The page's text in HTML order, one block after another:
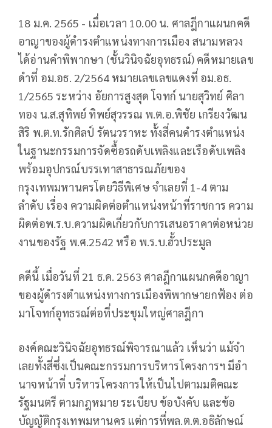
18 ม.ค. 2565 - เมื่อเวลา 10.00 น. ศาลฎีกาแผนกคดี
อาญาของผู้ดำรงตำแหน่งทางการเมือง สนามหลวง
ได้อ่านคําพิพากษา (ชั้นวินิจฉัยอุทธรณ์) คดีหมายเลข
ดําที่ อม.อธ. 2/2564 หมายเลขเลขแดงที่ อม.อธ.
1/2565 ระหว่าง อัยการสูงสุด โจทก์ นายสุวิทย์ ศิลา
ทอง น.ส.สุทิพย์ ทิพย์สุวรรณ พ.ต.อ.พิชัย เกรียงวัฒน
สิริ พ.ต.ท.รักศิลป์ รัตนวราหะ ทั้งสี่คนดำรงตำแหน่ง
ในฐานะกรรมการจัดซื้อรถดับเพลิงและเรือดับเพลิง
พร้อมอุปกรณ์บรรเทาสาธารณภัยของ
กรุงเทพมหานครโดยวิธีพิเศษ จําเลยที่ 1-4 ตาม
ลำดับ เรื่อง ความผิดต่อตําแหน่งหน้าที่ราชการ ความ
ผิดต่อพ.ร.บ.ความผิดเกี่ยวกับการเสนอราคาต่อหน่วย
งานของรัฐ พ.ศ.2542 หรือ พ.ร.บ.ฮั้วประมูล
คดีนี้ เมื่อวันที่ 21 ธ.ค. 2563 ศาลฎีกาแผนกคดีอาญา
ของผู้ดํารงตําแหน่งทางการเมืองพิพากษายกฟ้อง ต่อ
มาโจทก์อุทธรณ์ต่อที่ประชุมใหญ่ศาลฎีกา
องค์คณะวินิจฉัยอุทธรณ์พิจารณาแล้ว เห็นว่า แม้จํา
เลยทั้งสี่ซึ่งเป็นคณะกรรมการบริหารโครงการฯ มีอํา
นาจหน้าที่ บริหารโครงการให้เป็นไปตามมติคณะ
รัฐมนตรี ตามกฎหมาย ระเบียบ ข้อบังคับ และข้อ
บัญญัติกรุงเทพมหานคร แต่การที่พล.ต.ต.อธิลักษณ์